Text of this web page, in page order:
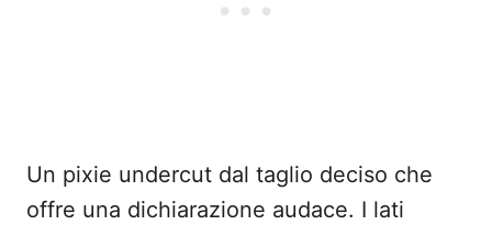
Un pixie undercut dal taglio deciso che
offre una dichiarazione audace. I lati